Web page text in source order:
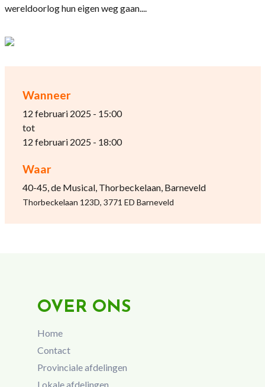
Wanneer
12 februari 2025 - 15:00
tot
12 februari 2025 - 18:00
Waar
40-45, de Musical, Thorbeckelaan, Barneveld
Thorbeckelaan 123D, 3771 ED Barneveld
wereldoorlog hun eigen weg gaan....
OVER ONS
Home
Contact
Provinciale afdelingen
Lokale afdelingen